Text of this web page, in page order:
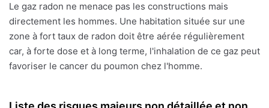
Le gaz radon ne menace pas les constructions mais
directement les hommes. Une habitation située sur une
zone à fort taux de radon doit être aérée régulièrement
car, à forte dose et à long terme, l'inhalation de ce gaz peut
favoriser le cancer du poumon chez l'homme.